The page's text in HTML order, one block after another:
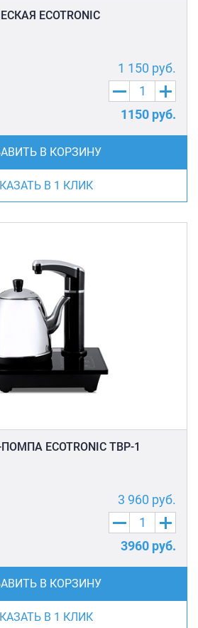
ECOTRONIC
1 150 руб.
1150 руб.
В КОРЗИНУ
В 1 КЛИК
ECOTRONIC TBP-1
3 960 руб.
3960 руб.
В КОРЗИНУ
В 1 КЛИК